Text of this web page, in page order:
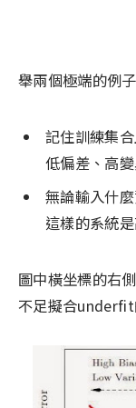
舉兩個極端的例子
記住訓練集
低偏差、高變
無論輸入什
這樣的系統
圖中橫坐標的右
不足擬合underfit